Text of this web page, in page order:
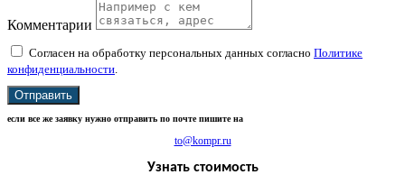
Комментарии
Согласен на обработку персональных данных согласно Политике
конфиденциальности.
Отправить
если все же заявку нужно отправить по почте пишите на
to@kompr.ru
Узнать стоимость